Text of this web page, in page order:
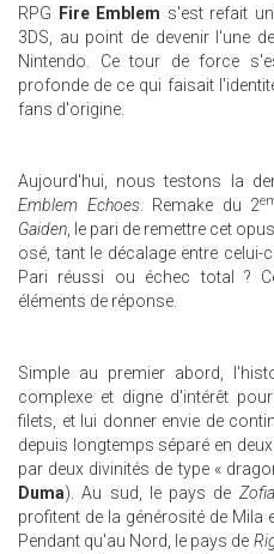
RPG
Fire Emblem s'est refait
3DS, au point de devenir l'une
Nintendo. Ce tour de force
profonde de ce qui faisait
fans d'origine.
Aujourd'hui, nous testons la
Emblem Echoes. Remake du 2
Gaiden , le pari de remettre cet
osé, tant le décalage entre celui-
Pari réussi ou échec total ?
éléments de réponse.
Simple au premier abord,
complexe et digne d'intérêt
filets, et lui donner envie de
depuis longtemps séparé en
par deux divinités de type «
Duma). Au sud, le pays de Zofia
profitent de la générosité de Mila
Pendant qu'au Nord, le pays de